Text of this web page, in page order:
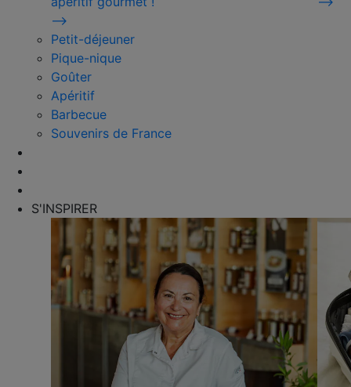
⟶
Petit-déjeuner
Pique-nique
Goûter
Apéritif
Barbecue
Souvenirs de France
S'INSPIRER